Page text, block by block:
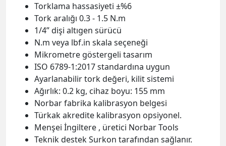
Torklama hassasiyeti ±%6
Tork aralığı 0.3 - 1.5 N.m
1/4” dişi altıgen sürücü
N.m veya lbf.in skala seçeneği
Mikrometre göstergeli tasarım
ISO 6789-1:2017 standardına uygun
Ayarlanabilir tork değeri, kilit sistemi
Ağırlık: 0.2 kg, cihaz boyu: 155 mm
Norbar fabrika kalibrasyon belgesi
Türkak akredite kalibrasyon opsiyonel.
Menşei İngiltere , üretici Norbar Tools
Teknik destek Surkon tarafından sağlanır.